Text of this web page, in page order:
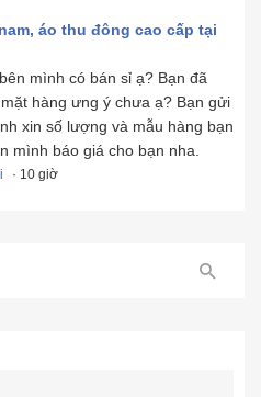
áo thu đông cao cấp tại
mình có bán sỉ ạ? Bạn đã
hàng ưng ý chưa ạ? Bạn gửi
xin số lượng và mẫu hàng bạn
mình báo giá cho bạn nha.
· 10 giờ